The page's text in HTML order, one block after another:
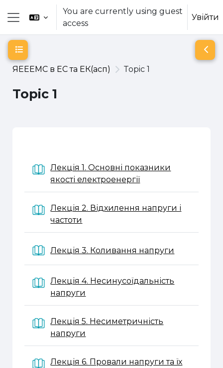
Skip to main content
Side panel
You are currently using guest
access
Увійти
ЯЕЕЕМС в ЕС та ЕК(асп) Topic 1
Topic 1
Open course index
Лекція 1. Основні показники
якості електроенергіїBook
Лекція 2. Відхилення напруги і
частоти
Лекція 3. Коливання напруги
Лекція 4. Несинусоїдальність
напруги
Лекція 5. Несиметричність
напруги
Лекція 6. Провали напруги та їх